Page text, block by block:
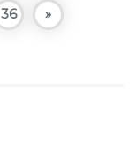
36 »